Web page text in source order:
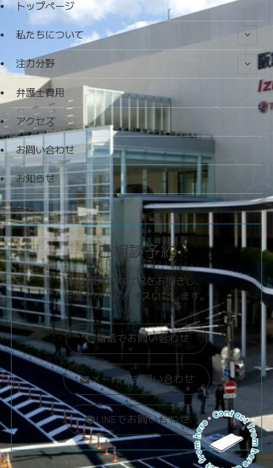
トップページ
私たちについて
注力分野
弁護士費用
アクセス
お問い合わせ
お知らせ
ご相談予約
個別具体的な状況をお聞きし、
弁護士がアドバイスいたします。
電話でお問い合わせ
メールでお問い合わせ
LINEでお問い合わせContact from here · Contact from here ·